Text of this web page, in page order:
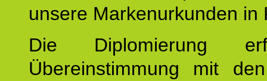
unsere Markenurkunden in
Die Diplomierung
Übereinstimmung mit